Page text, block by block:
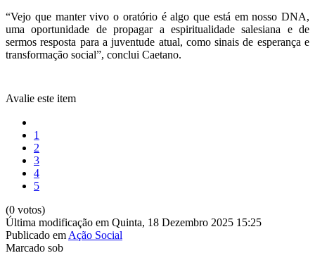
“Vejo que manter vivo o oratório é algo que está em nosso DNA,
uma oportunidade de propagar a espiritualidade salesiana e de
sermos resposta para a juventude atual, como sinais de esperança e
transformação social”, conclui Caetano.
Avalie este item
1
2
3
4
5
(0 votos)
Última modificação em Quinta, 18 Dezembro 2025 15:25
Publicado em Ação Social
Marcado sob